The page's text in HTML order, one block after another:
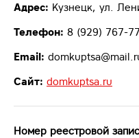
Адрес: Кузнецк, ул.
Телефон: 8 (929) 767-
Email:
Сайт: domkuptsa.ru
Номер реестровой